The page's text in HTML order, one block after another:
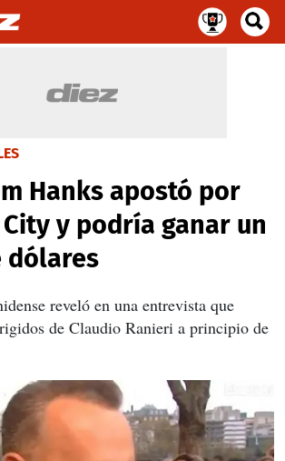
Hanks apostó por
y podría ganar un
dólares
reveló en una entrevista que
de Claudio Ranieri a principio de